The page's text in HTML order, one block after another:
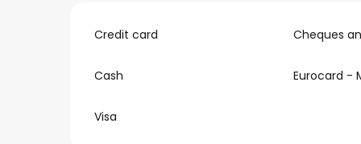
Credit card Cheques
Cash Eurocard -
Visa